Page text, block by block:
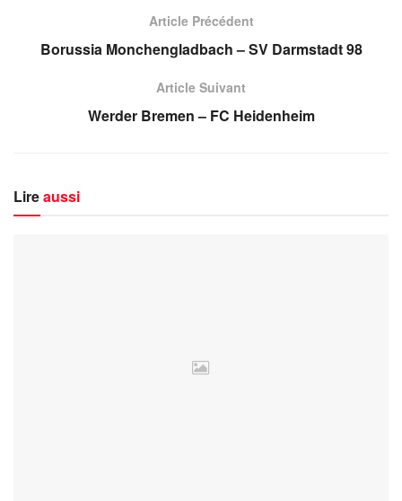
Article Précédent
Borussia Monchengladbach – SV Darmstadt 98
Article Suivant
Werder Bremen – FC Heidenheim
Lireaussi